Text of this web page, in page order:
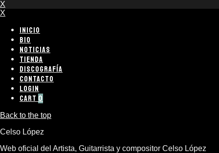
X
X
INICIO
BIO
NOTICIAS
TIENDA
DISCOGRAFÍA
CONTACTO
LOGIN
CART 0
Back to the top
Celso López
Web oficial del Artista, Guitarrista y compositor Celso López